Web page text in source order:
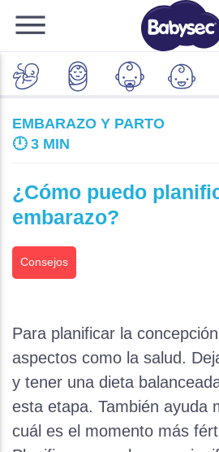
EMBARAZO Y PARTO
🕛 3 MIN
¿Cómo puedo
embarazo?
Consejos
Para planificar la
aspectos como la salud.
y tener una dieta
esta etapa. También ayuda
cuál es el momento más